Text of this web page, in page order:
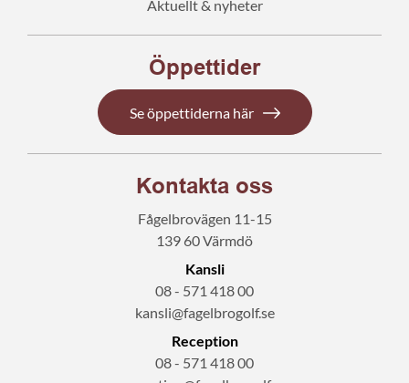
Aktuellt & nyheter
Öppettider
Se öppettiderna här
Kontakta oss
Fågelbrovägen 11-15
139 60 Värmdö
Kansli
08 - 571 418 00
kansli@fagelbrogolf.se
Reception
08 - 571 418 00